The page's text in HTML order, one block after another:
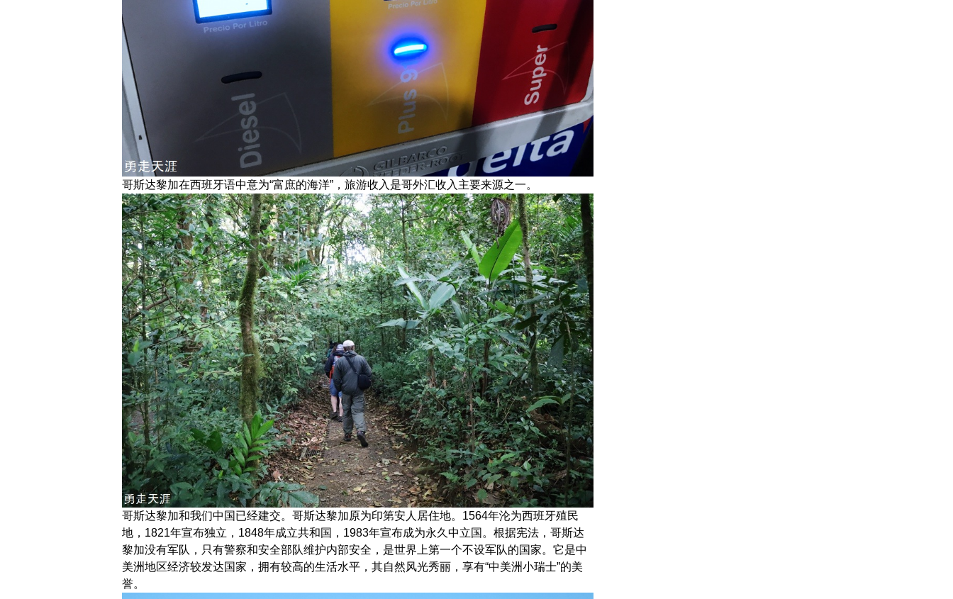
哥斯达黎加在西班牙语中意为“富庶的海洋”，旅游收入是哥外汇收入主要来源之一。
哥斯达黎加和我们中国已经建交。哥斯达黎加原为印第安人居住地。1564年沦为西班牙殖民
地，1821年宣布独立，1848年成立共和国，1983年宣布成为永久中立国。根据宪法，哥斯达
黎加没有军队，只有警察和安全部队维护内部安全，是世界上第一个不设军队的国家。它是中
美洲地区经济较发达国家，拥有较高的生活水平，其自然风光秀丽，享有“中美洲小瑞士”的美
誉。